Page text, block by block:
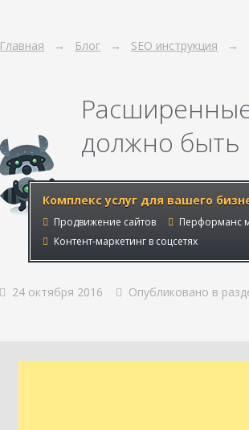
Главная Блог SEO инструкция
должно быть
Комплекс услуг для вашего
Продвижение сайтов Перформанс
Контент-маркетинг в соцсетях
24 октября 2016 Опубликовано в